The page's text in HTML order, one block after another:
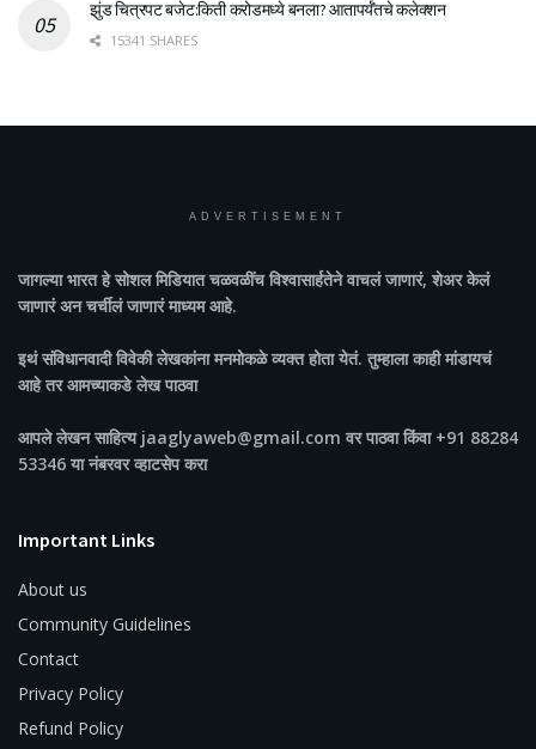
झुंड चित्रपट बजेट:किती करोडमध्ये बनला? आतापर्यँतचे कलेक्शन
15341 SHARES
ADVERTISEMENT
जागल्या भारतहे सोशल मिडियात चळवळींच विश्वासार्हतेने वाचलं जाणारं, शेअर केलं
जाणारं अन चर्चीलं जाणारं माध्यम आहे.
इथं संविधानवादी विवेकी लेखकांना मनमोकळे व्यक्त होता येतं. तुम्हाला काही मांडायचं
आहे तर आमच्याकडे लेख पाठवा
आपले लेखन साहित्य jaaglyaweb@gmail.com वर पाठवा किंवा +91 88284
53346 या नंबरवर व्हाटसेप करा
Important Links
About us
Community Guidelines
Contact
Privacy Policy
Refund Policy